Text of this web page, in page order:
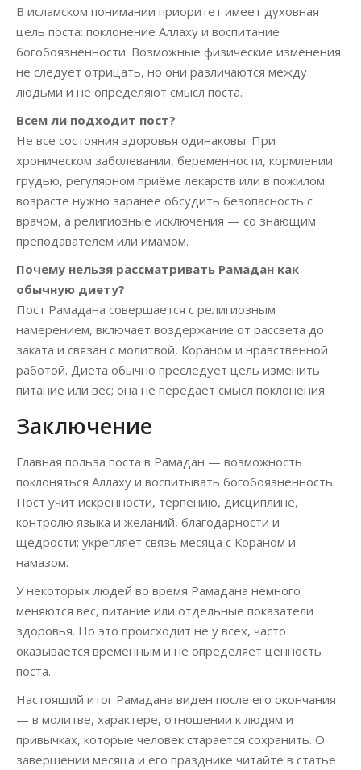
В исламском понимании приоритет имеет духовная
цель поста: поклонение Аллаху и воспитание
богобоязненности. Возможные физические изменения
не следует отрицать, но они различаются между
людьми и не определяют смысл поста.
Всем ли подходит пост?
Не все состояния здоровья одинаковы. При
хроническом заболевании, беременности, кормлении
грудью, регулярном приёме лекарств или в пожилом
возрасте нужно заранее обсудить безопасность с
врачом, а религиозные исключения — со знающим
преподавателем или имамом.
Почему нельзя рассматривать Рамадан как
обычную диету?
Пост Рамадана совершается с религиозным
намерением, включает воздержание от рассвета до
заката и связан с молитвой, Кораном и нравственной
работой. Диета обычно преследует цель изменить
питание или вес; она не передаёт смысл поклонения.
Заключение
Главная польза поста в Рамадан — возможность
поклоняться Аллаху и воспитывать богобоязненность.
Пост учит искренности, терпению, дисциплине,
контролю языка и желаний, благодарности и
щедрости; укрепляет связь месяца с Кораном и
намазом.
У некоторых людей во время Рамадана немного
меняются вес, питание или отдельные показатели
здоровья. Но это происходит не у всех, часто
оказывается временным и не определяет ценность
поста.
Настоящий итог Рамадана виден после его окончания
— в молитве, характере, отношении к людям и
привычках, которые человек старается сохранить. О
завершении месяца и его празднике читайте в статье